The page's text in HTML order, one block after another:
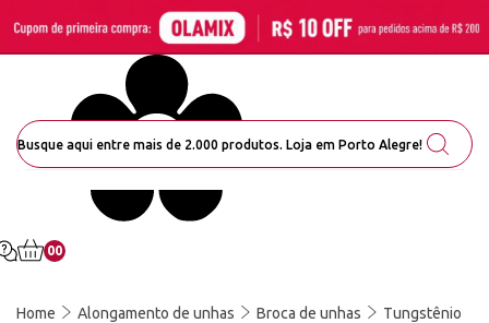
00
Home Alongamento de unhas Broca de unhas
Tungstênio